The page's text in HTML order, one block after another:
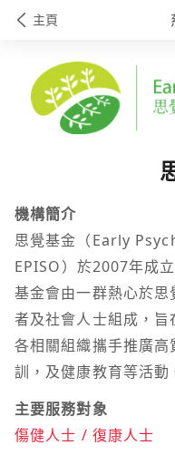
主頁
機構簡介
思覺基金（Early
EPISO）於2007年成
基金會由一群熱心於
者及社會人士組成，
各相關組織攜手推廣
訓，及健康教育等活動
主要服務對象
傷健人士 / 復康人士